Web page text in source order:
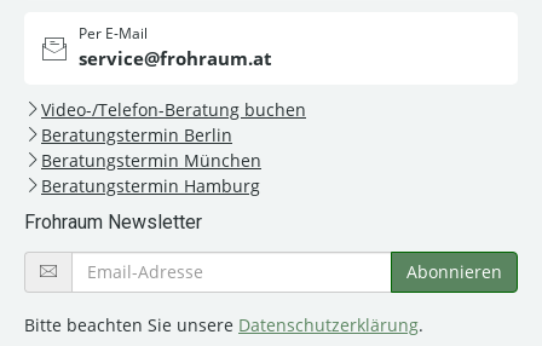
Per E-Mail
service@frohraum.at
Video-/Telefon-Beratung buchen
Beratungstermin Berlin
Beratungstermin München
Beratungstermin Hamburg
Frohraum Newsletter
Bitte beachten Sie unsere Datenschutzerklärung.